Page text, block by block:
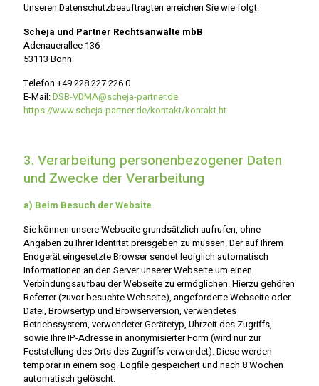
Unseren Datenschutzbeauftragten erreichen Sie wie folgt:
Scheja und Partner Rechtsanwälte mbB
Adenauerallee 136
53113 Bonn
Telefon +49 228 227 226 0
E-Mail:DSB-VDMA@scheja-partner.de
https://www.scheja-partner.de/kontakt/kontakt.ht
3. Verarbeitung personenbezogener Daten
und Zwecke der Verarbeitung
a) Beim Besuch der Website
Sie können unsere Webseite grundsätzlich aufrufen, ohne
Angaben zu Ihrer Identität preisgeben zu müssen. Der auf Ihrem
Endgerät eingesetzte Browser sendet lediglich automatisch
Informationen an den Server unserer Webseite um einen
Verbindungsaufbau der Webseite zu ermöglichen. Hierzu gehören
Referrer (zuvor besuchte Webseite), angeforderte Webseite oder
Datei, Browsertyp und Browserversion, verwendetes
Betriebssystem, verwendeter Gerätetyp, Uhrzeit des Zugriffs,
sowie Ihre IP-Adresse in anonymisierter Form (wird nur zur
Feststellung des Orts des Zugriffs verwendet). Diese werden
temporär in einem sog. Logfile gespeichert und nach 8 Wochen
automatisch gelöscht.